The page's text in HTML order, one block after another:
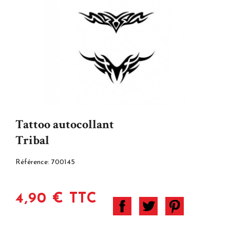
Tattoo autocollant
Tribal
Référence: 700145
4,90 € TTC